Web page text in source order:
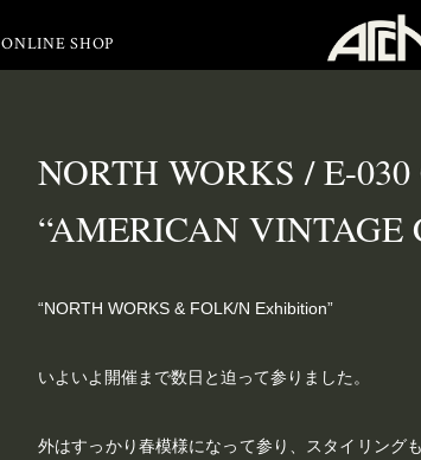
ONLINE SHOP
NORTH WORKS / E-
“AMERICAN VINTAGE
“NORTH WORKS & FOLK/N Exhibition”
いよいよ開催まで数日と迫って参りました。
外はすっかり春模様になって参り、スタイリング